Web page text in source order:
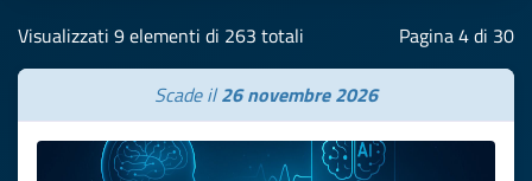
Visualizzati 9 elementi di 263 totali Pagina 4 di 30
Scade il26 novembre 2026